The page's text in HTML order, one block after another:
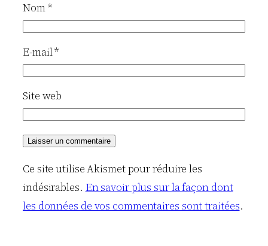
Nom*
E-mail*
Site web
Ce site utilise Akismet pour réduire les
indésirables. En savoir plus sur la façon dont
les données de vos commentaires sont traitées.